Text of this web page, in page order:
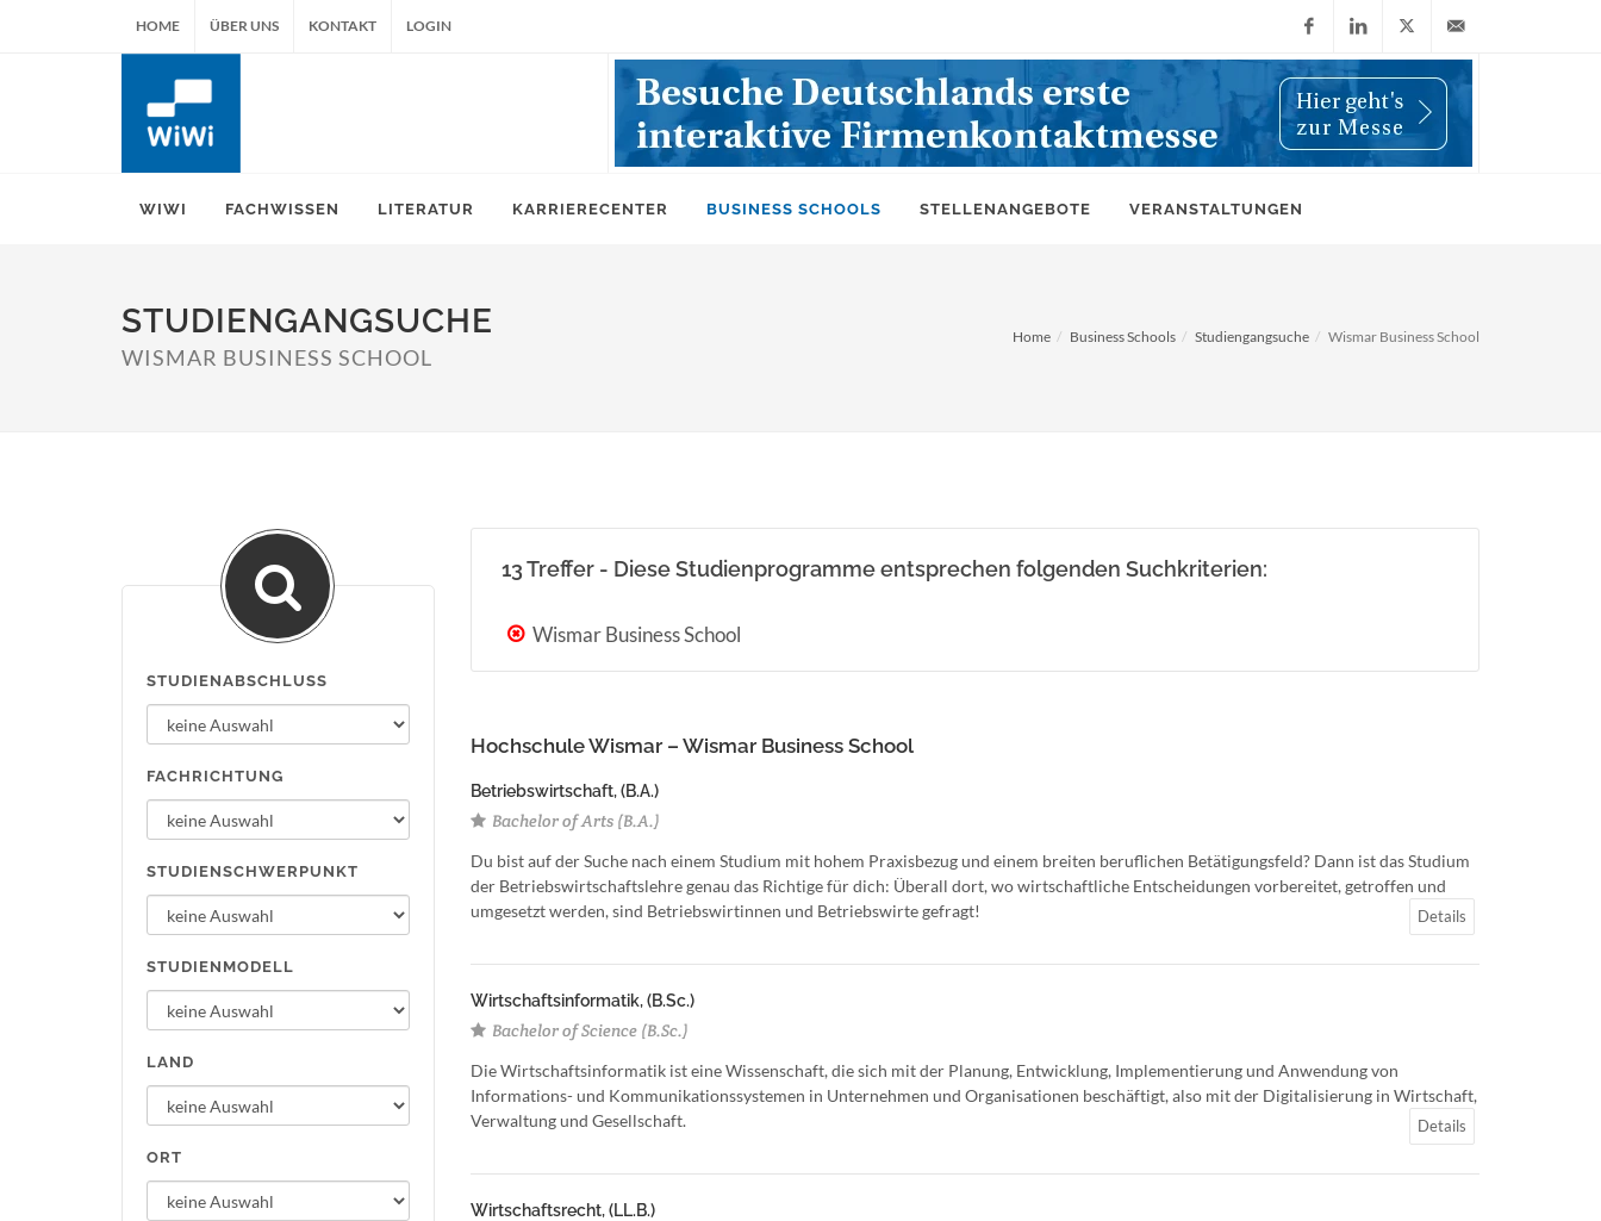
HOME ÜBER UNS KONTAKT LOGIN
FacebookLinkedIn
X
(Twitter)
info@wiwi-
WIWI FACHWISSEN LITERATUR KARRIERECENTER BUSINESS SCHOOLS STELLENANGEBOTE VERANSTALTUNGEN
STUDIENGANGSUCHE
WISMAR BUSINESS SCHOOL
Home Business Schools Studiengangsuche Wismar Business School
STUDIENABSCHLUSS
FACHRICHTUNG
STUDIENSCHWERPUNKT
STUDIENMODELL
LAND
ORT
13 Treffer - Diese Studienprogramme entsprechen folgenden Suchkriterien:
Wismar Business School
Hochschule Wismar – Wismar Business School
Betriebswirtschaft, (B.A.)
Bachelor of Arts (B.A.)
Du bist auf der Suche nach einem Studium mit hohem Praxisbezug und einem breiten beruflichen Betätigungsfeld? Dann ist das Studium
der Betriebswirtschaftslehre genau das Richtige für dich: Überall dort, wo wirtschaftliche Entscheidungen vorbereitet, getroffen und
umgesetzt werden, sind Betriebswirtinnen und Betriebswirte gefragt!
Details
Wirtschaftsinformatik, (B.Sc.)
Bachelor of Science (B.Sc.)
Die Wirtschaftsinformatik ist eine Wissenschaft, die sich mit der Planung, Entwicklung, Implementierung und Anwendung von
Informations- und Kommunikationssystemen in Unternehmen und Organisationen beschäftigt, also mit der Digitalisierung in Wirtschaft,
Verwaltung und Gesellschaft.
Details
Wirtschaftsrecht, (LL.B.)